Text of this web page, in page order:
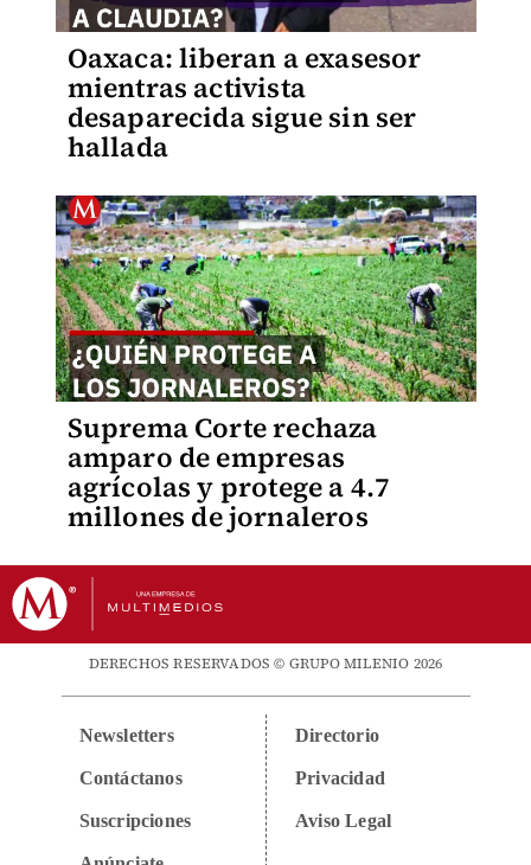
Oaxaca: liberan a exasesor
mientras activista
desaparecida sigue sin ser
hallada
Suprema Corte rechaza
amparo de empresas
agrícolas y protege a 4.7
millones de jornaleros
DERECHOS RESERVADOS © GRUPO MILENIO 2026
Newsletters
Contáctanos
Suscripciones
Directorio
Privacidad
Aviso Legal